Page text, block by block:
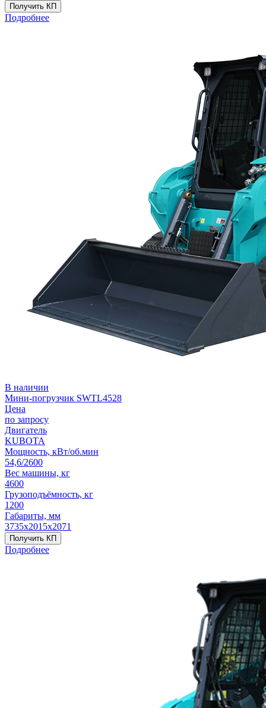
Получить КП
Подробнее
В наличии
Мини-погрузчик SWTL4528
Цена
по запросу
Двигатель
KUBOTA
Мощность, кВт/об.мин
54,6/2600
Вес машины, кг
4600
Грузоподъёмность, кг
1200
Габариты, мм
3735х2015х2071
Получить КП
Подробнее